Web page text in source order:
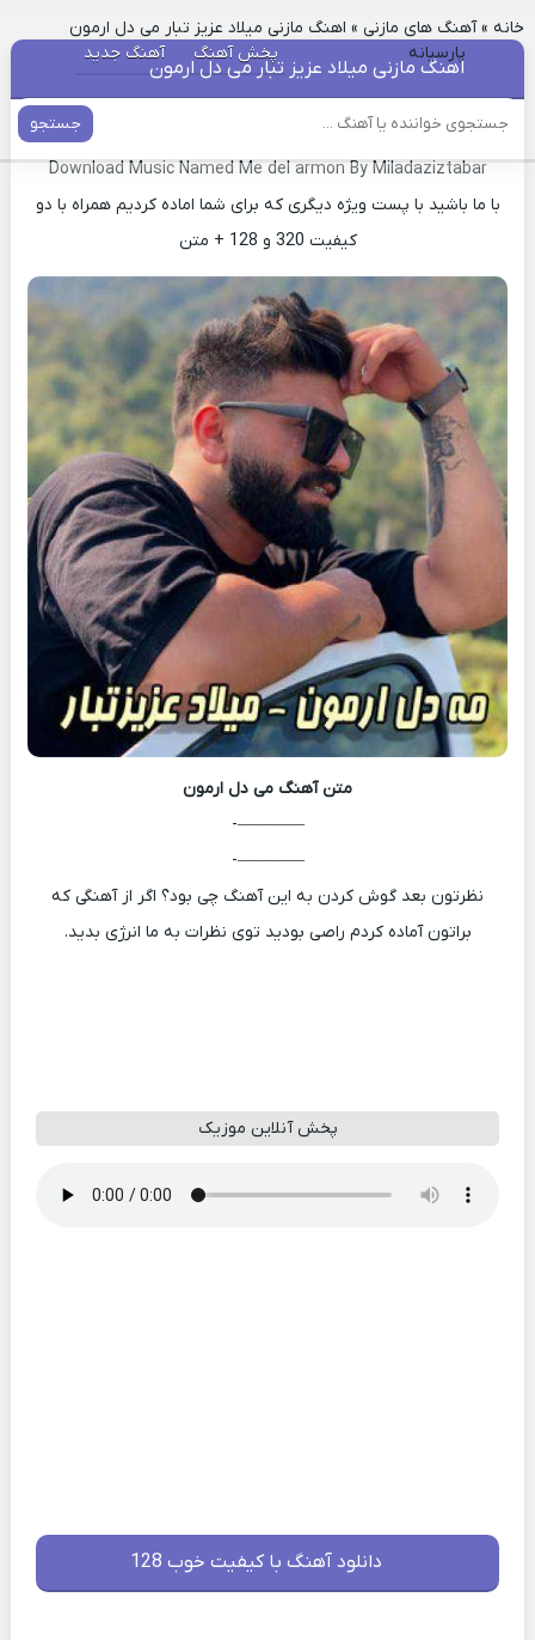
پارسیانه پخش آهنگ آهنگ جدید
جستجو
خانه»آهنگ های مازنی» اهنگ مازنی میلاد عزیز تبار می دل ارمون
اهنگ مازنی میلاد عزیز تبار می دل ارمون
دانلود آهنگ مازندرانی می دل ارمون میلاد عزیز تبار
Download Music Named Me del armon By Miladaziztabar
با ما باشید با پست ویژه دیگری که برای شما اماده کردیم همراه با دو
کیفیت 320 و 128 + متن
متن آهنگ می دل ارمون
————-
————-
نظرتون بعد گوش کردن به این آهنگ چی بود؟ اگر از آهنگی که
براتون آماده کردم راصی بودید توی نظرات به ما انرژی بدید.
پخش آنلاین موزیک
دانلود آهنگ با کیفیت خوب 128